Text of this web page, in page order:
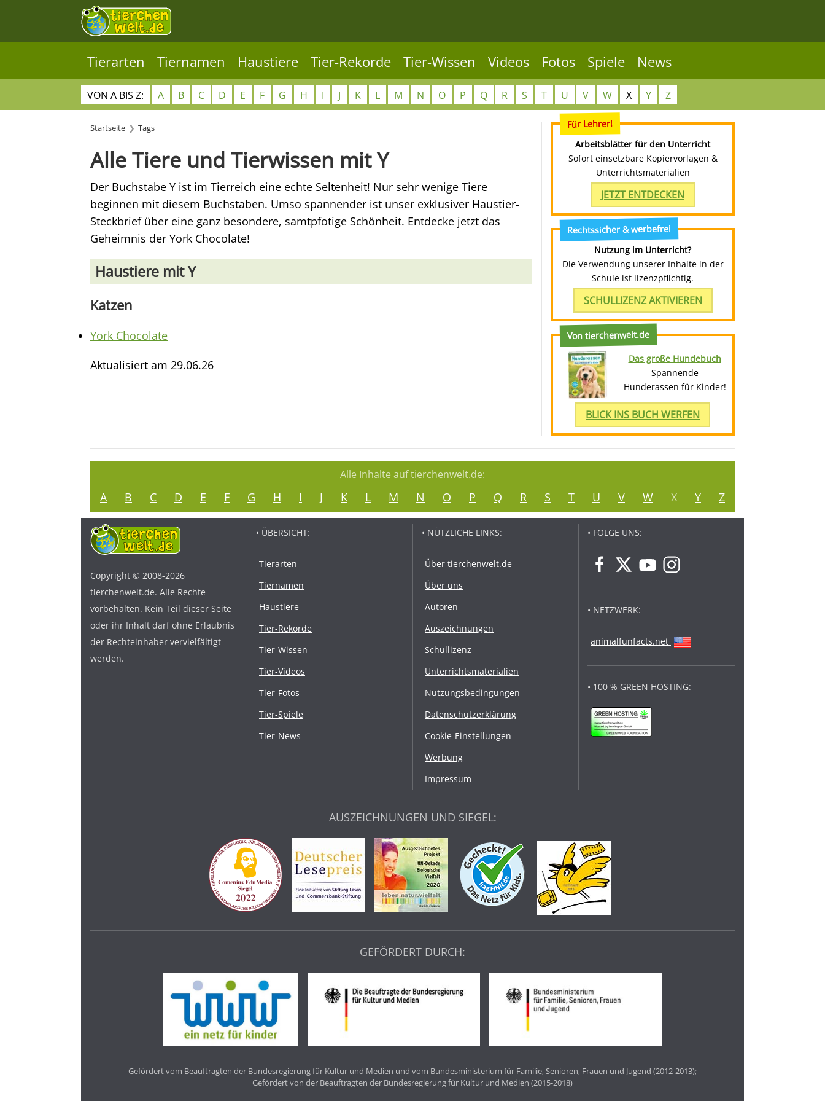
Tierarten Tiernamen Haustiere Tier-Rekorde Tier-Wissen Videos Fotos Spiele News
VON A BIS Z: A B C D E F G H I J K L M N O P Q R S T U V W X Y Z
Startseite Tags
Alle Tiere und Tierwissen mit Y
Der Buchstabe Y ist im Tierreich eine echte Seltenheit! Nur sehr wenige Tiere
beginnen mit diesem Buchstaben. Umso spannender ist unser exklusiver Haustier-
Steckbrief über eine ganz besondere, samtpfotige Schönheit. Entdecke jetzt das
Geheimnis der York Chocolate!
Haustiere mit Y
Katzen
York Chocolate
Aktualisiert am 29.06.26
Für Lehrer!
Arbeitsblätter für den Unterricht
Sofort einsetzbare Kopiervorlagen &
Unterrichtsmaterialien
JETZT ENTDECKEN
Rechtssicher & werbefrei
Nutzung im Unterricht?
Die Verwendung unserer Inhalte in der
Schule ist lizenzpflichtig.
SCHULLIZENZ AKTIVIEREN
Von tierchenwelt.de
Das große Hundebuch
Spannende
Hunderassen für Kinder!
BLICK INS BUCH WERFEN
Alle Inhalte auf tierchenwelt.de:
A B C D E F G H I J K L M N O P Q R S T U V W X Y Z
Copyright © 2008-2026
tierchenwelt.de. Alle Rechte
vorbehalten. Kein Teil dieser Seite
oder ihr Inhalt darf ohne Erlaubnis
der Rechteinhaber vervielfältigt
werden.
• ÜBERSICHT:
Tierarten
Tiernamen
Haustiere
Tier-Rekorde
Tier-Wissen
Tier-Videos
Tier-Fotos
Tier-Spiele
Tier-News
• NÜTZLICHE LINKS:
Über tierchenwelt.de
Über uns
Autoren
Auszeichnungen
Schullizenz
Unterrichtsmaterialien
Nutzungsbedingungen
Datenschutzerklärung
Cookie-Einstellungen
Werbung
Impressum
• FOLGE UNS:
• NETZWERK:
animalfunfacts.net
• 100 % GREEN HOSTING:
AUSZEICHNUNGEN UND SIEGEL:
GEFÖRDERT DURCH:
Gefördert vom Beauftragten der Bundesregierung für Kultur und Medien und vom Bundesministerium für Familie, Senioren, Frauen und Jugend (2012-2013);
Gefördert von der Beauftragten der Bundesregierung für Kultur und Medien (2015-2018)